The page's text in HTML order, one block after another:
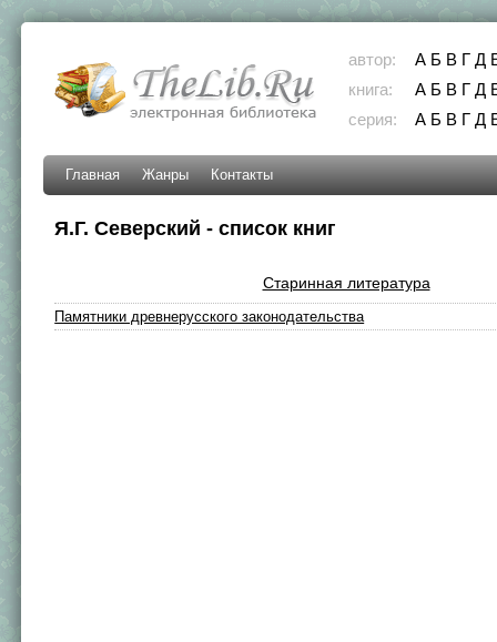
автор: А Б В Г Д
книга:
А Б В Г Д
серия:
А Б В Г Д
Главная Жанры Контакты
Я.Г. Северский - список книг
Старинная литература
Памятники древнерусского законодательства